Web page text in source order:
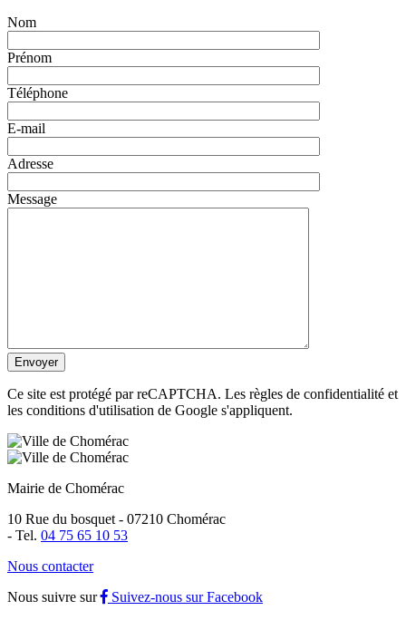
Nom
Prénom
Téléphone
E-mail
Adresse
Message
Ce site est protégé par reCAPTCHA. Les règles de confidentialité et
les conditions d'utilisation de Google s'appliquent.
Mairie de Chomérac
10 Rue du bosquet - 07210 Chomérac
- Tel. 04 75 65 10 53
Nous contacter
Nous suivre sur
Suivez-nous sur Facebook